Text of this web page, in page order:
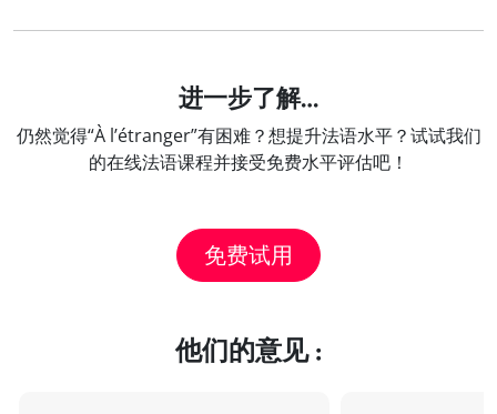
进一步了解…
仍然觉得“À l’étranger”有困难？想提升法语水平？试试我们
的在线法语课程并接受免费水平评估吧！
免费试用
他们的意见 :